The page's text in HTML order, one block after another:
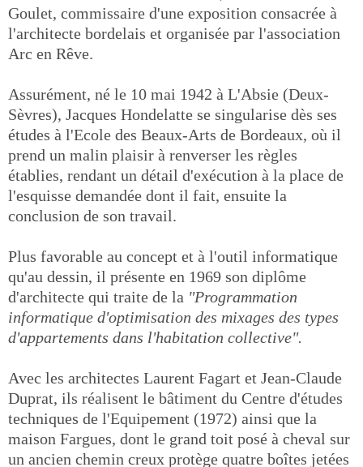
Goulet, commissaire d'une exposition consacrée à
l'architecte bordelais et organisée par l'association
Arc en Rêve.
Assurément, né le 10 mai 1942 à L'Absie (Deux-
Sèvres), Jacques Hondelatte se singularise dès ses
études à l'Ecole des Beaux-Arts de Bordeaux, où il
prend un malin plaisir à renverser les règles
établies, rendant un détail d'exécution à la place de
l'esquisse demandée dont il fait, ensuite la
conclusion de son travail.
Plus favorable au concept et à l'outil informatique
qu'au dessin, il présente en 1969 son diplôme
d'architecte qui traite de la "Programmation
informatique d'optimisation des mixages des types
d'appartements dans l'habitation collective".
Avec les architectes Laurent Fagart et Jean-Claude
Duprat, ils réalisent le bâtiment du Centre d'études
techniques de l'Equipement (1972) ainsi que la
maison Fargues, dont le grand toit posé à cheval sur
un ancien chemin creux protège quatre boîtes jetées